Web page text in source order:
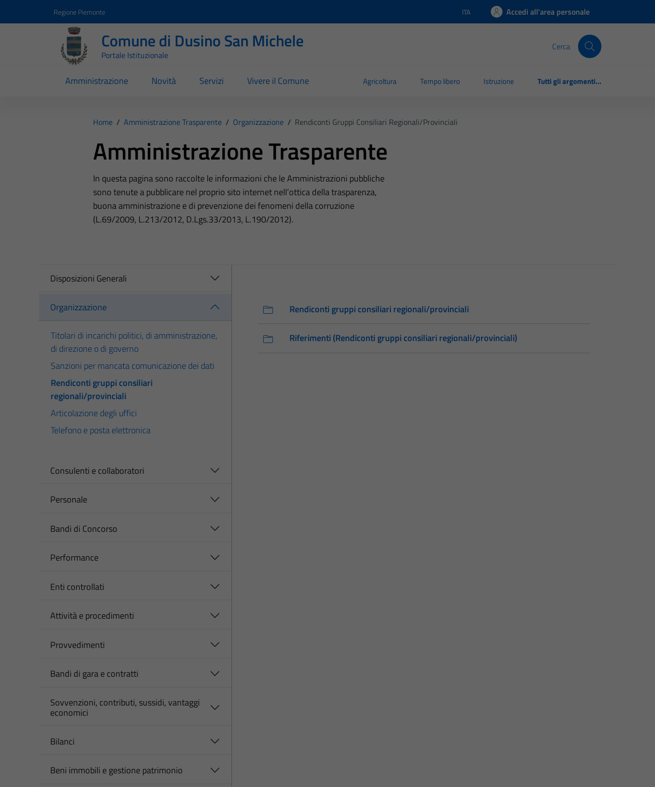
Regione Piemonte Lingua attiva:
ITA Accedi all'area personale
Comune di Dusino San Michele
Portale Istituzionale
Cerca
Amministrazione Novità Servizi Vivere il Comune Agricoltura Tempo libero Istruzione Tutti gli argomenti...
Home / Amministrazione Trasparente / Organizzazione / Rendiconti Gruppi Consiliari Regionali/provinciali
Amministrazione Trasparente
In questa pagina sono raccolte le informazioni che le Amministrazioni pubbliche
sono tenute a pubblicare nel proprio sito internet nell’ottica della trasparenza,
buona amministrazione e di prevenzione dei fenomeni della corruzione
(L.69/2009, L.213/2012, D.Lgs.33/2013, L.190/2012).
Disposizioni Generali
Organizzazione
Titolari di incarichi politici, di amministrazione,
di direzione o di governo
Sanzioni per mancata comunicazione dei dati
Rendiconti gruppi consiliari
regionali/provinciali
Articolazione degli uffici
Telefono e posta elettronica
Consulenti e collaboratori
Personale
Bandi di Concorso
Performance
Enti controllati
Attività e procedimenti
Provvedimenti
Bandi di gara e contratti
Sovvenzioni, contributi, sussidi, vantaggi
economici
Bilanci
Beni immobili e gestione patrimonio
Rendiconti gruppi consiliari regionali/provinciali
Riferimenti (Rendiconti gruppi consiliari regionali/provinciali)